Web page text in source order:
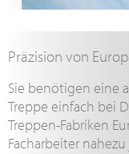
Präzision von
Sie benötigen eine
Treppe einfach bei
Treppen-Fabriken
Facharbeiter